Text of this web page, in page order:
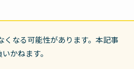
くなる可能性があります。本記事
かねます。